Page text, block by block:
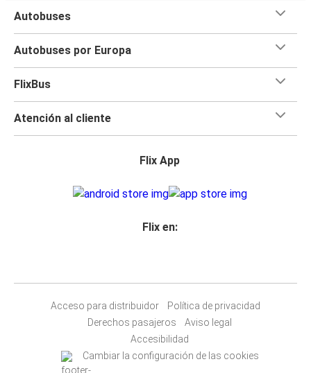
Autobuses
Autobuses por Europa
FlixBus
Atención al cliente
Flix App
Flix en:
Acceso para distribuidor
Política de privacidad
Derechos pasajeros
Aviso legal
Accesibilidad
Cambiar la configuración de las cookies